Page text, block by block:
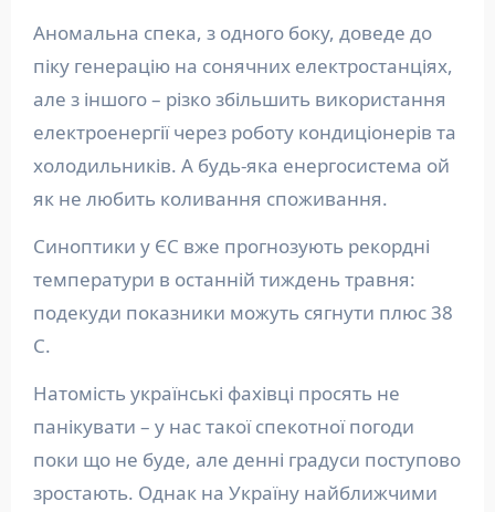
Аномальна спека, з одного боку, доведе до
піку генерацію на сонячних електростанціях,
але з іншого – різко збільшить використання
електроенергії через роботу кондиціонерів та
холодильників. А будь-яка енергосистема ой
як не любить коливання споживання.
Синоптики у ЄС вже прогнозують рекордні
температури в останній тиждень травня:
подекуди показники можуть сягнути плюс 38
С.
Натомість українські фахівці просять не
панікувати – у нас такої спекотної погоди
поки що не буде, але денні градуси поступово
зростають. Однак на Україну найближчими